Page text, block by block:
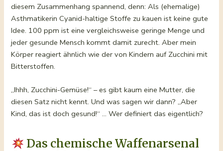
diesem Zusammenhang spannend, denn: Als (ehemalige)
Asthmatikerin Cyanid-haltige Stoffe zu kauen ist keine gute
Idee. 100 ppm ist eine vergleichsweise geringe Menge und
jeder gesunde Mensch kommt damit zurecht. Aber mein
Körper reagiert ähnlich wie der von Kindern auf Zucchini mit
Bitterstoffen.
„Ihhh, Zucchini-Gemüse!“ – es gibt kaum eine Mutter, die
diesen Satz nicht kennt. Und was sagen wir dann? „Aber
Kind, das ist doch gesund!“ … Wer definiert das eigentlich?
Das chemische Waffenarsenal